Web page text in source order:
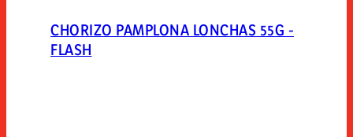
CHORIZO PAMPLONA LONCHAS 55G -
FLASH